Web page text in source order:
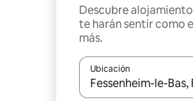
Descubre
te harán sentir como
más.
Ubicación
Cuando los